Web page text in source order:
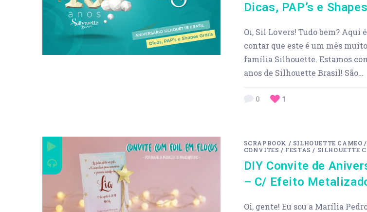
Dicas, PAP’s e
Oi, Sil Lovers! Tudo bem? Aqui
contar que este é um mês
família Silhouette. Estamos
anos de Silhouette Brasil! São…
0 1
SCRAPBOOK / SILHOUETTE CAMEO /
CONVITES / FESTAS / SILHOUETTE
DIY Convite de
– C/ Efeito
Oi, gente! Eu sou a Marília